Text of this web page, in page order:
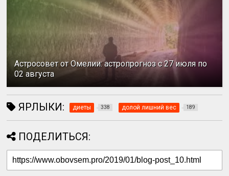
Астросовет от Омелии: астропрогноз с 27 июля по
02 августа
ЯРЛЫКИ: диеты 338 долой лишний вес 189
ПОДЕЛИТЬСЯ: